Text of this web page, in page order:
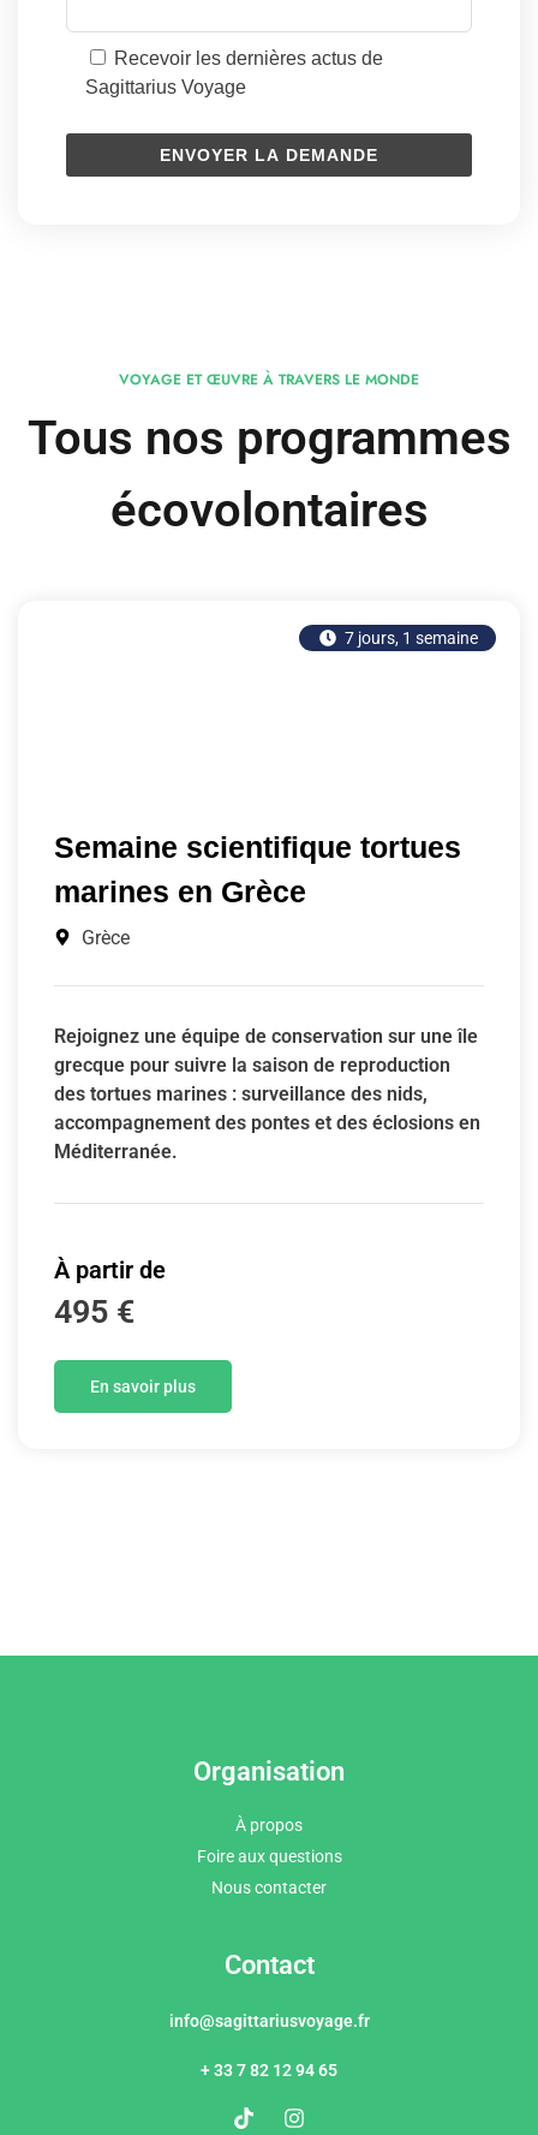
Recevoir les dernières actus de
Sagittarius Voyage
VOYAGE ET ŒUVRE À TRAVERS LE MONDE
Tous nos programmes
écovolontaires
7 jours, 1 semaine
Semaine scientifique tortues
marines en Grèce
Grèce
Rejoignez une équipe de conservation sur une île
grecque pour suivre la saison de reproduction
des tortues marines : surveillance des nids,
accompagnement des pontes et des éclosions en
Méditerranée.
À partir de
495 €
En savoir plus
Organisation
À propos
Foire aux questions
Nous contacter
Contact
info@sagittariusvoyage.fr
+ 33 7 82 12 94 65